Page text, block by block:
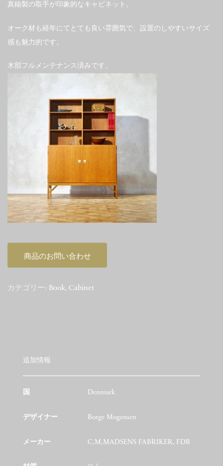
真鍮製の取手が印象的なキャビネット。
オーク材も経年にてとても良い雰囲気で、設置のしやすいサイズ
感も魅力的です。
木部フルメンテナンス済みです。
商品のお問い合わせ
カテゴリー: Book, Cabinet
追加情報
国 Denmark
デザイナー Borge Mogensen
メーカー C.M.MADSENS FABRIKER, FDB